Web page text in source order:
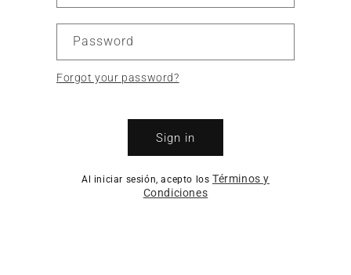
Password
Forgot your password?
Sign in
Al iniciar sesión, acepto los Términos y
Condiciones